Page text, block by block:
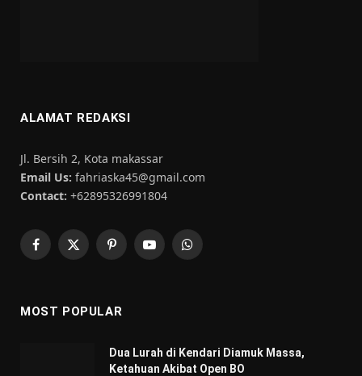
ALAMAT REDAKSI
Jl. Bersih 2, Kota makassar
Email Us: fahriaska45@gmail.com
Contact: +62895326991804
Facebook
X
PinterestYouTubeWhatsApp
MOST POPULAR
Dua Lurah di Kendari Diamuk Massa,
Ketahuan Akibat Open BO